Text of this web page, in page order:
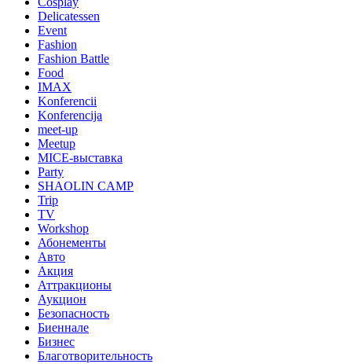
Delicatessen
Event
Fashion
Fashion Battle
Food
IMAX
Konferencii
Konferencija
meet-up
Meetup
MICE-выставка
Party
SHAOLIN CAMP
Trip
TV
Workshop
Абонементы
Авто
Акция
Аттракционы
Аукцион
Безопасность
Биеннале
Бизнес
Благотворительность